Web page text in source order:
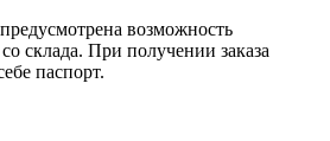
возможность
склада. При получении заказа
паспорт.